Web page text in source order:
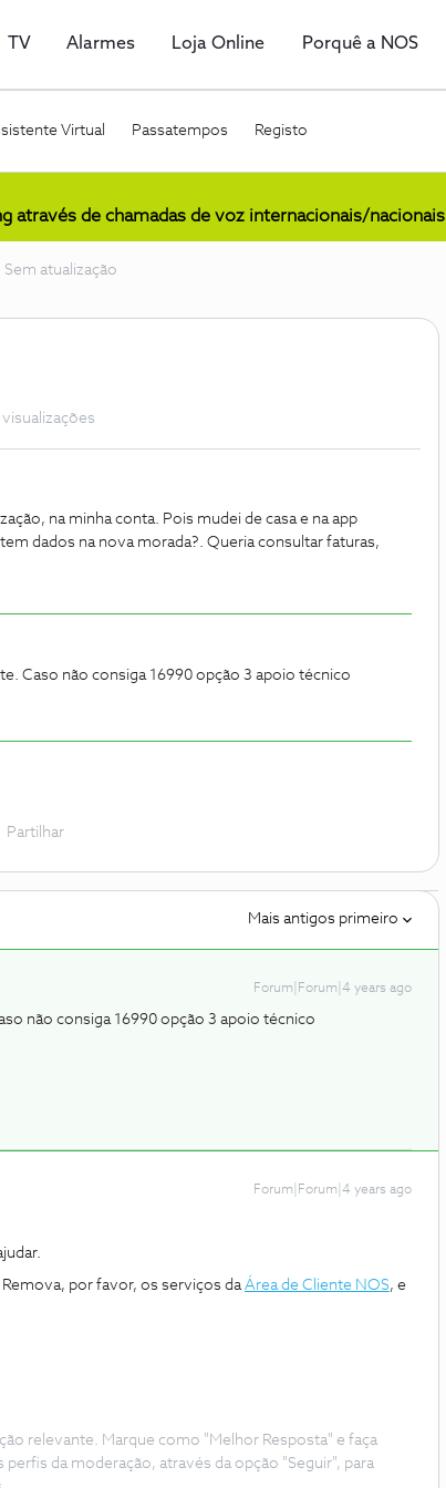
TV Alarmes Loja Online Porquê a NOS
Virtual Passatempos Registo
através de chamadas de voz internacionais/nacionais
Sem atualização
visualizações
na minha conta. Pois mudei de casa e na app
dados na nova morada?. Queria consultar faturas,
Caso não consiga 16990 opção 3 apoio técnico
Partilhar
Mais antigos primeiro
Forum|Forum|4 years ago
não consiga 16990 opção 3 apoio técnico
Forum|Forum|4 years ago
por favor, os serviços daÁrea de Cliente NOS, e
relevante. Marque como "Melhor Resposta" e faça
da moderação, através da opção "Seguir", para